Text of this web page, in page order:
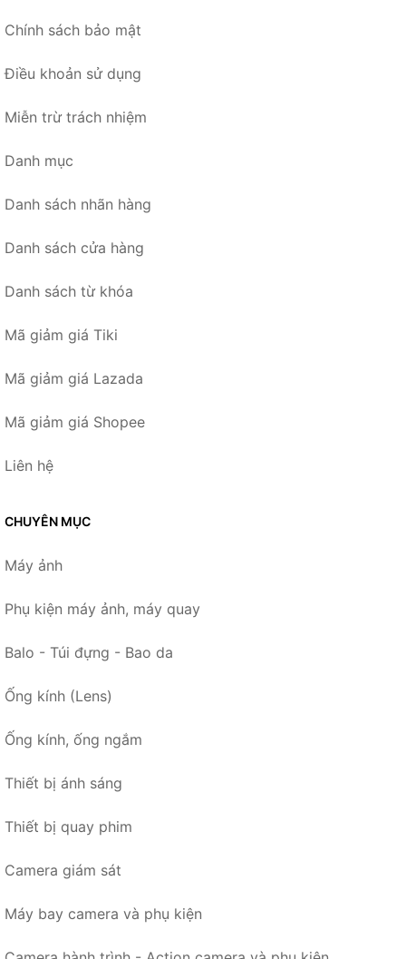
Chính sách bảo mật
Điều khoản sử dụng
Miễn trừ trách nhiệm
Danh mục
Danh sách nhãn hàng
Danh sách cửa hàng
Danh sách từ khóa
Mã giảm giá Tiki
Mã giảm giá Lazada
Mã giảm giá Shopee
Liên hệ
CHUYÊN MỤC
Máy ảnh
Phụ kiện máy ảnh, máy quay
Balo - Túi đựng - Bao da
Ống kính (Lens)
Ống kính, ống ngắm
Thiết bị ánh sáng
Thiết bị quay phim
Camera giám sát
Máy bay camera và phụ kiện